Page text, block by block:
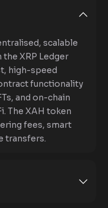
scalable
the XRP Ledger
high-speed
functionality
and on-chain
The XAH token
fees, smart
transfers.